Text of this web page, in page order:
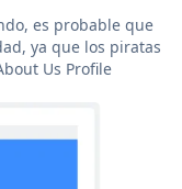
es probable que
ya que los piratas
Us Profile